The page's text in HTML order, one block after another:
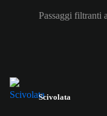
Passaggi filtranti
Scivolata